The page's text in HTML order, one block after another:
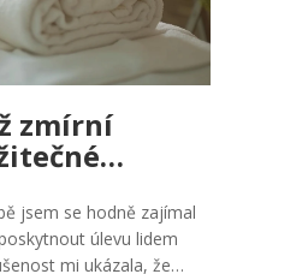
zmírní
jsem se hodně zajímal
úlevu lidem
mi ukázala, že